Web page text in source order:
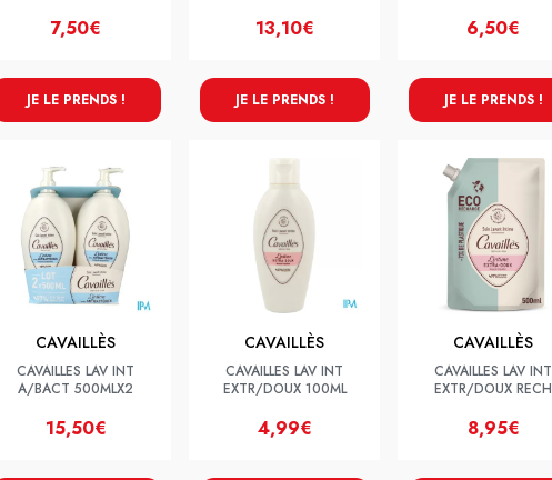
7,50€
JE LE PRENDS !
13,10€
JE LE PRENDS !
6,50€
JE LE PRENDS !
CAVAILLÈS
CAVAILLES LAV INT
A/BACT 500MLX2
15,50€
CAVAILLÈS
CAVAILLES LAV INT
EXTR/DOUX 100ML
4,99€
CAVAILLÈS
CAVAILLES LAV INT
EXTR/DOUX RECH
8,95€